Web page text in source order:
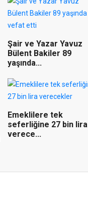
Şair ve Yazar Yavuz
Bülent Bakiler 89
yaşında...
Emeklilere tek
seferliğine 27 bin lira
verece...